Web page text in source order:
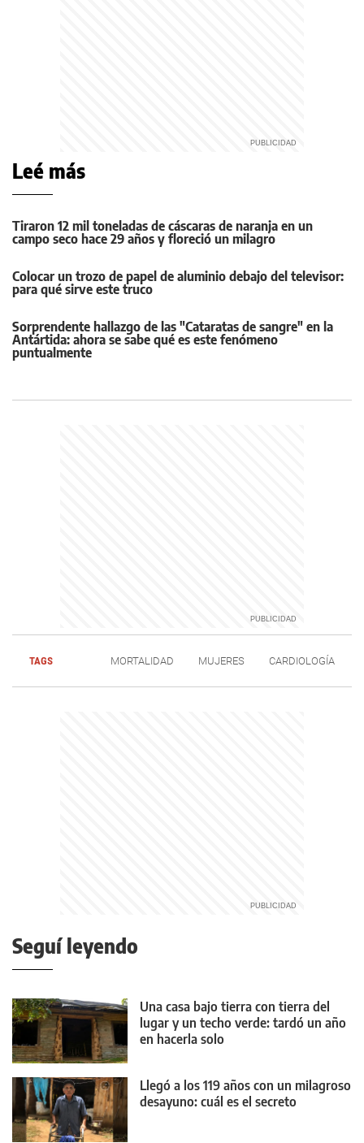
Leé más
Tiraron 12 mil toneladas de cáscaras de naranja en un
campo seco hace 29 años y floreció un milagro
Colocar un trozo de papel de aluminio debajo del televisor:
para qué sirve este truco
Sorprendente hallazgo de las "Cataratas de sangre" en la
Antártida: ahora se sabe qué es este fenómeno
puntualmente
TAGS MORTALIDAD MUJERES CARDIOLOGÍA
Seguí leyendo
Una casa bajo tierra con tierra del
lugar y un techo verde: tardó un año
en hacerla solo
Llegó a los 119 años con un milagroso
desayuno: cuál es el secreto